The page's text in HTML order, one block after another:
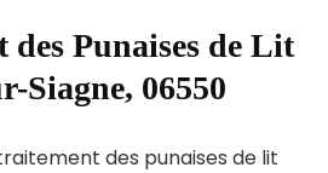
des Punaises de Lit
Siagne, 06550
des punaises de lit